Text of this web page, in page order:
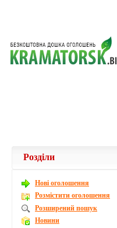
Розділи
Новi оголошення
Розмістити оголошення
Розширений пошук
Новини